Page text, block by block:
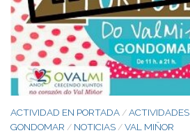
ACTIVIDAD EN PORTADA / ACTIVIDADES
GONDOMAR / NOTICIAS / VAL MIÑOR